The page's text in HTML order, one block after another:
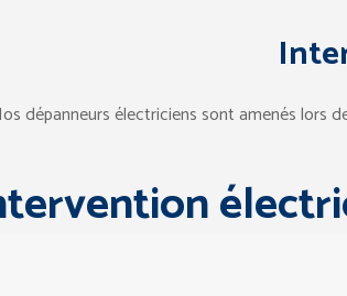
dépanneurs électriciens sont amenés lors